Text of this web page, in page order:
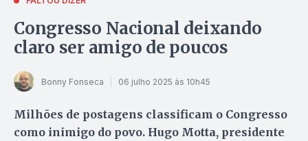
Congresso Nacional deixando
claro ser amigo de poucos
Bonny Fonseca 06 julho 2025 às 10h45
Milhões de postagens classificam o Congresso
como inimigo do povo. Hugo Motta, presidente